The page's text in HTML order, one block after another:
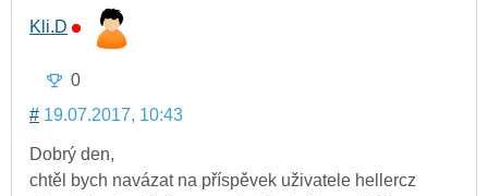
Kli.D
0
# 19.07.2017, 10:43
Dobrý den,
chtěl bych navázat na příspěvek uživatele hellercz